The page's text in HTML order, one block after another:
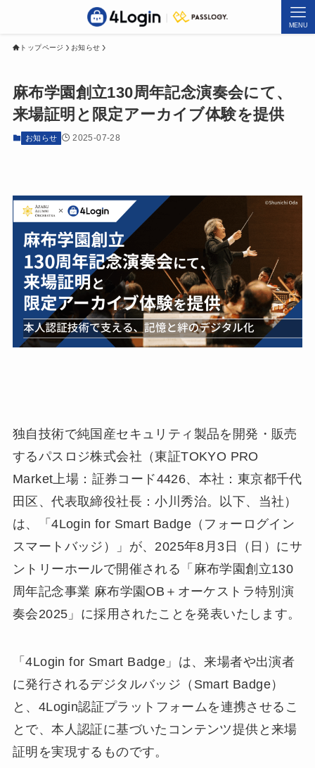
MENU
トップページ お知らせ
麻布学園創立130周年記念演奏会にて、
来場証明と限定アーカイブ体験を提供
お知らせ 2025-07-28
独自技術で純国産セキュリティ製品を開発・販売
するパスロジ株式会社（東証TOKYO PRO
Market上場：証券コード4426、本社：東京都千代
田区、代表取締役社長：小川秀治。以下、当社）
は、「4Login for Smart Badge（フォーログイン
スマートバッジ）」が、2025年8月3日（日）にサ
ントリーホールで開催される「麻布学園創立130
周年記念事業 麻布学園OB＋オーケストラ特別演
奏会2025」に採用されたことを発表いたします。
「4Login for Smart Badge」は、来場者や出演者
に発行されるデジタルバッジ（Smart Badge）
と、4Login認証プラットフォームを連携させるこ
とで、本人認証に基づいたコンテンツ提供と来場
証明を実現するものです。